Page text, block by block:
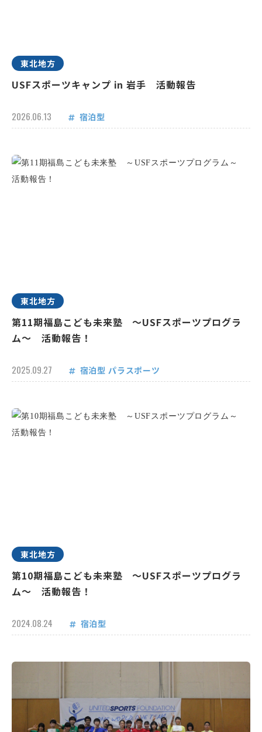
東北地方
USFスポーツキャンプ in 岩手 活動報告
2026.06.13 宿泊型
東北地方
第11期福島こども未来塾 ～USFスポーツプログラ
ム～ 活動報告！
2025.09.27 宿泊型 パラスポーツ
東北地方
第10期福島こども未来塾 ～USFスポーツプログラ
ム～ 活動報告！
2024.08.24 宿泊型